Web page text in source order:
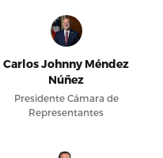
Carlos Johnny Méndez
Núñez
Presidente Cámara de
Representantes